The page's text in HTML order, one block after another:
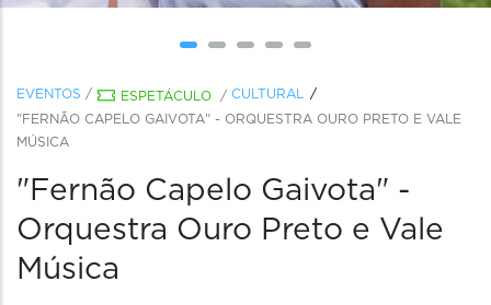
EVENTOS / ESPETÁCULO / CULTURAL
"FERNÃO CAPELO GAIVOTA" - ORQUESTRA OURO PRETO E VALE
MÚSICA
"Fernão Capelo Gaivota" -
Orquestra Ouro Preto e Vale
Música